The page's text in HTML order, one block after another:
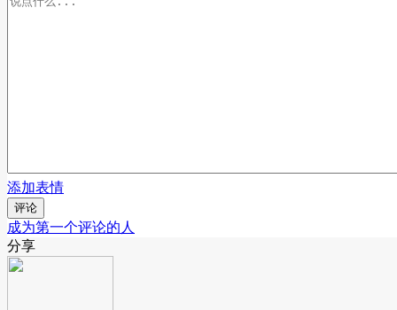
添加表情
评论
成为第一个评论的人
分享